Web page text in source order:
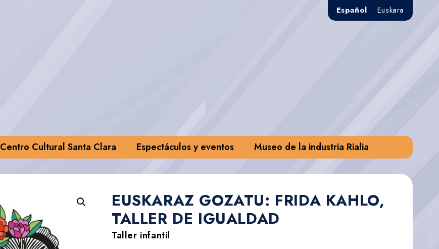
Español Euskara
Centro Cultural Santa Clara Espectáculos y eventos Museo de la industria Rialia
EUSKARAZ GOZATU: FRIDA KAHLO,
TALLER DE IGUALDAD
Taller infantil